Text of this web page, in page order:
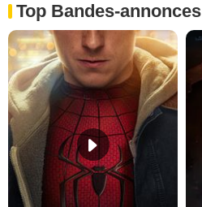
Top Bandes-annonces